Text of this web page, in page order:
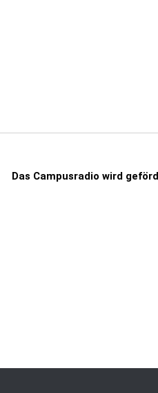
Das Campusradio wird